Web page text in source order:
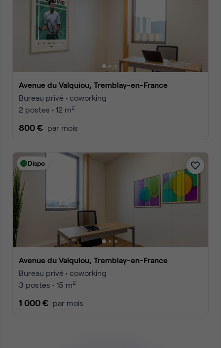
Avenue du Valquiou, Tremblay-en-France
Bureau privé • coworking
2 postes • 12 m2
800 € par mois
Dispo
Avenue du Valquiou, Tremblay-en-France
Bureau privé • coworking
3 postes • 15 m2
1 000 € par mois